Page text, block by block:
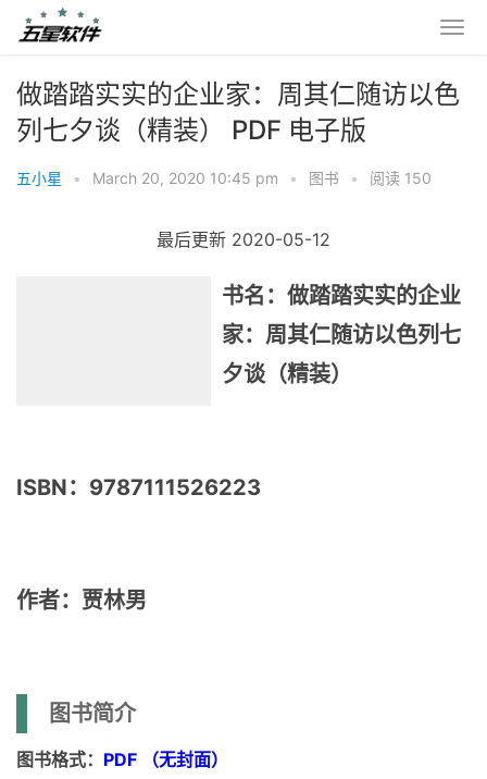
做踏踏实实的企业家：周其仁随访以色
列七夕谈（精装） PDF 电子版
五小星 • March 20, 2020 10:45 pm • 图书 • 阅读 150
最后更新 2020-05-12
书名： 做踏踏实实的企业
家：周其仁随访以色列七
夕谈（精装）
ISBN：9787111526223
作者：贾林男
图书简介
图书格式： PDF （无封面）